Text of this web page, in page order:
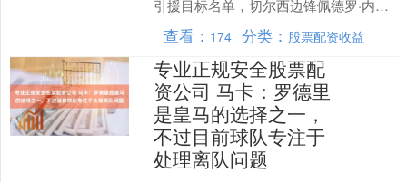
引援目标名单，切尔西边锋佩德罗·内托
是其中之一。 曼城已经考察了巴黎圣日
耳曼的姆巴耶和....
查看： 174 分类： 股票配资收益
专业正规安全股票配
资公司 马卡：罗德里
是皇马的选择之一，
不过目前球队专注于
处理离队问题